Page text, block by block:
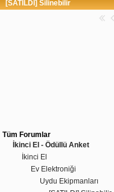
[SATILDI] Silinebilir
Tüm Forumlar
İkinci El - Ödüllü Anket
İkinci El
Ev Elektroniği
Uydu Ekipmanları